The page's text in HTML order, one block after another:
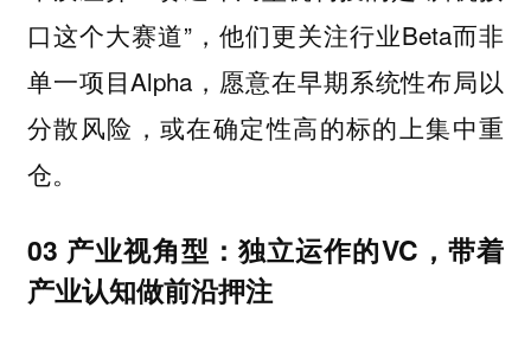
口这个大赛道”，他们更关注行业Beta而非
单一项目Alpha，愿意在早期系统性布局以
分散风险，或在确定性高的标的上集中重
仓。
03 产业视角型：独立运作的VC，带着
产业认知做前沿押注